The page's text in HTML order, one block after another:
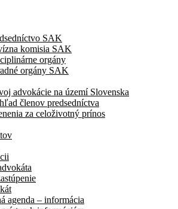
SAK
komisia SAK
orgány
orgány SAK
advokácie na území Slovenska
členov predsedníctva
za celoživotný prínos
agenda – informácia